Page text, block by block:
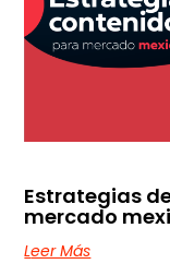
Estrategias
mercado
Leer Más